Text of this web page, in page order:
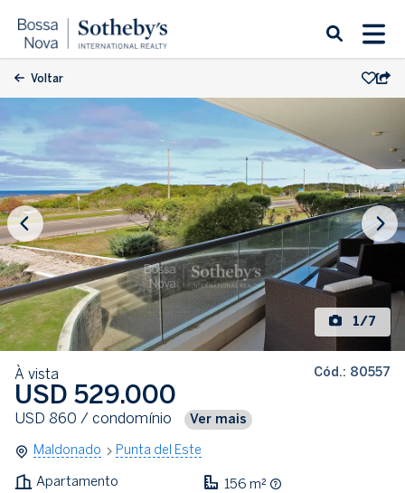
Voltar
1/7
À vista Cód.: 80557
USD 529.000
USD 860 / condomínio Ver mais
Maldonado Punta del Este
Apartamento 156 m²